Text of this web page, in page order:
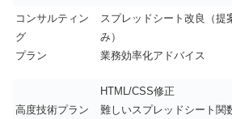
コンサルティン
グ
プラン
スプレッドシート改良（提
み）
業務効率化アドバイス
高度技術プラン
HTML/CSS修正
難しいスプレッドシート関